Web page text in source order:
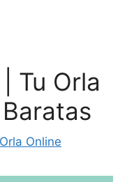
Tu Orla
Online